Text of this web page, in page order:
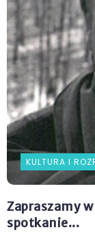
KULTURA I
Zapraszamy
spotkanie...